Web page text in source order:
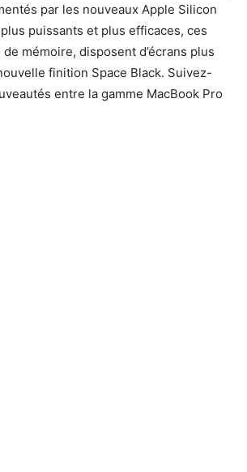
par les nouveaux Apple Silicon
puissants et plus efficaces, ces
mémoire, disposent d’écrans plus
finition Space Black. Suivez-
entre la gamme MacBook Pro